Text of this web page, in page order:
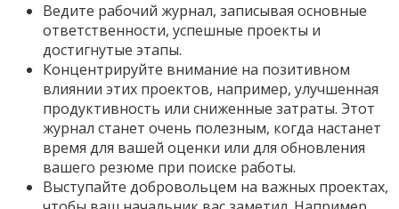
Ведите рабочий журнал, записывая основные
ответственности, успешные проекты и
достигнутые этапы.
Концентрируйте внимание на позитивном
влиянии этих проектов, например, улучшенная
продуктивность или сниженные затраты. Этот
журнал станет очень полезным, когда настанет
время для вашей оценки или для обновления
вашего резюме при поиске работы.
Выступайте добровольцем на важных проектах,